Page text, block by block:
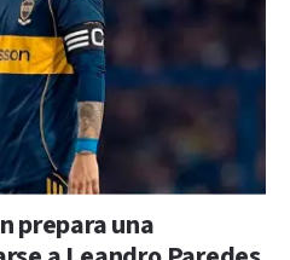
prepara una